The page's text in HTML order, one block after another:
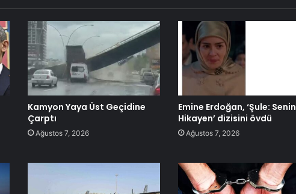
Kamyon Yaya Üst Geçidine
Çarptı
Ağustos 7, 2026
Emine Erdoğan, ‘Şule: Senin
Hikayen’ dizisini övdü
Ağustos 7, 2026